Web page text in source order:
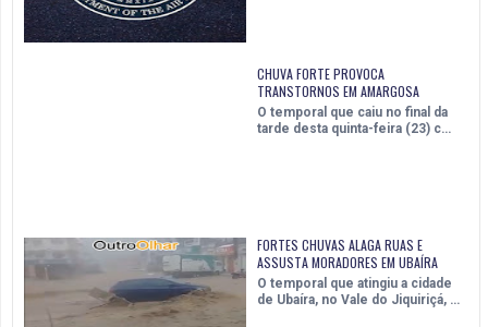
CHUVA FORTE PROVOCA
TRANSTORNOS EM AMARGOSA
O temporal que caiu no final da
tarde desta quinta-feira (23) c…
FORTES CHUVAS ALAGA RUAS E
ASSUSTA MORADORES EM UBAÍRA
O temporal que atingiu a cidade
de Ubaíra, no Vale do Jiquiriçá, …